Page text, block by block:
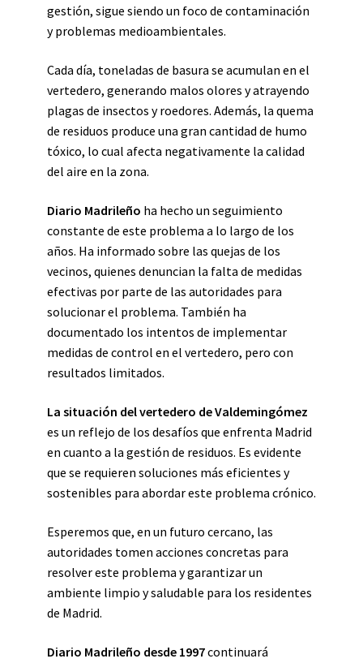
gestión, sigue siendo un foco de contaminación
y problemas medioambientales.
Cada día, toneladas de basura se acumulan en el
vertedero, generando malos olores y atrayendo
plagas de insectos y roedores. Además, la quema
de residuos produce una gran cantidad de humo
tóxico, lo cual afecta negativamente la calidad
del aire en la zona.
Diario Madrileño ha hecho un seguimiento
constante de este problema a lo largo de los
años. Ha informado sobre las quejas de los
vecinos, quienes denuncian la falta de medidas
efectivas por parte de las autoridades para
solucionar el problema. También ha
documentado los intentos de implementar
medidas de control en el vertedero, pero con
resultados limitados.
La situación del vertedero de Valdemingómez
es un reflejo de los desafíos que enfrenta Madrid
en cuanto a la gestión de residuos. Es evidente
que se requieren soluciones más eficientes y
sostenibles para abordar este problema crónico.
Esperemos que, en un futuro cercano, las
autoridades tomen acciones concretas para
resolver este problema y garantizar un
ambiente limpio y saludable para los residentes
de Madrid.
Diario Madrileño desde 1997continuará